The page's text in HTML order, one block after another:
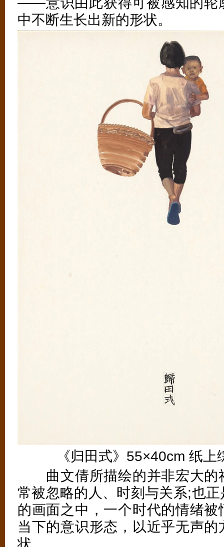
中不断生长出新的形状。
《归田式》55×40cm 纸上
曲文倩所描绘的并非宏大的
常被忽略的人、时刻与关系;也
的画面之中，一个时代的情绪
当下的意识形态，以近乎无声
状。